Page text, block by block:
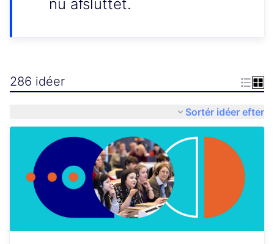
nu afsluttet.
286 idéer
Sortér idéer efter